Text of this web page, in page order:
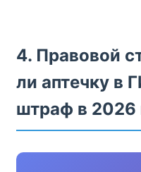
4. Правовой
ли аптечку в
штраф в 2026